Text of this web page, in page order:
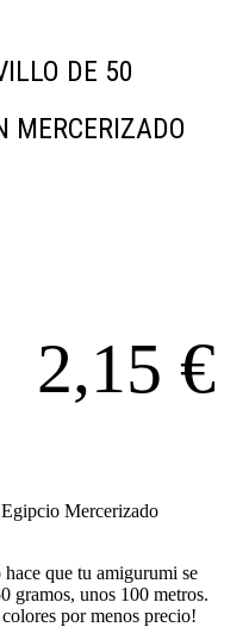
DE 50
MERCERIZADO
2,15 €
Mercerizado
que tu amigurumi se
gramos, unos 100 metros.
por menos precio!